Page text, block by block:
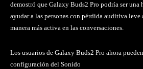
demostró que Galaxy Buds2 Pro podría ser una
ayudar a las personas con pérdida auditiva leve
manera más activa en las conversaciones.
Los usuarios de Galaxy Buds2 Pro ahora
configuración del Sonido